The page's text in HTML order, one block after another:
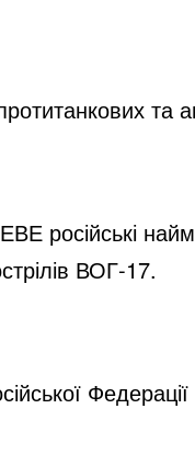
та
ВОГ-17.
Федерації